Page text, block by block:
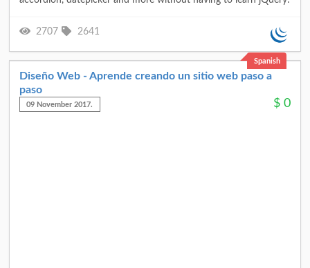
2707 2641
Spanish
Diseño Web - Aprende creando un sitio web paso a
paso
09 November 2017. $ 0